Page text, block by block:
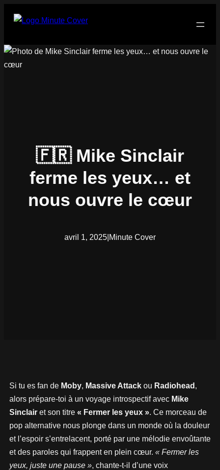
🇫🇷 Mike Sinclair
ferme les yeux… et
nous ouvre le cœur
avril 1, 2025 Minute Cover
Si tu es fan de Moby, Massive Attackou Radiohead ,
alors prépare-toi à un voyage introspectif avec Mike
Sinclairet son titre « Fermer les yeux ». Ce morceau de
pop alternative nous plonge dans un monde où la douleur
et l’espoir s’entrelacent, porté par une mélodie envoûtante
et des paroles qui frappent en plein cœur. « Fermer les
yeux, juste une pause », chante-t-il d’une voix